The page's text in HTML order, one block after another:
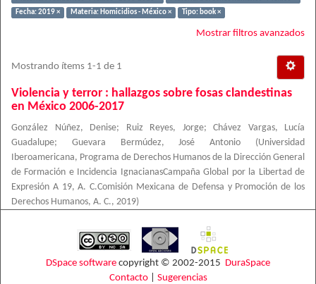
Fecha: 2019 ×
Materia: Homicidios - México × Tipo: book ×
Mostrar filtros avanzados
Mostrando ítems 1-1 de 1
Violencia y terror : hallazgos sobre fosas clandestinas
en México 2006-2017
González Núñez, Denise; Ruiz Reyes, Jorge; Chávez Vargas, Lucía
Guadalupe; Guevara Bermúdez, José Antonio (Universidad
Iberoamericana, Programa de Derechos Humanos de la Dirección General
de Formación e Incidencia IgnacianasCampaña Global por la Libertad de
Expresión A 19, A. C.Comisión Mexicana de Defensa y Promoción de los
Derechos Humanos, A. C., 2019)
DSpace software copyright © 2002-2015 DuraSpace
Contacto| Sugerencias